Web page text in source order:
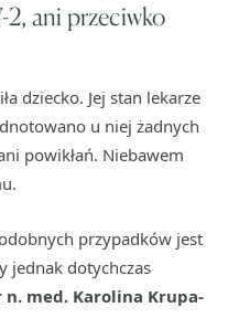
ani przeciwko
dziecko. Jej stan lekarze
u niej żadnych
powikłań. Niebawem
przypadków jest
jednak dotychczas
n. med. Karolina Krupa-